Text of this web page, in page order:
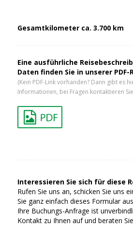
Gesamtkilometer ca. 3.700 km
Eine ausführliche
Daten finden Sie in unserer
(Kein PDF-Link vorhanden? Dann gibt es
Informationen, bei Fragen kontaktieren
Interessieren Sie sich für diese
Rufen Sie uns an, schicken Sie uns
Sie ganz einfach dieses Formular
Ihre Buchungs-Anfrage ist
Kontakt zu Ihnen auf und beraten